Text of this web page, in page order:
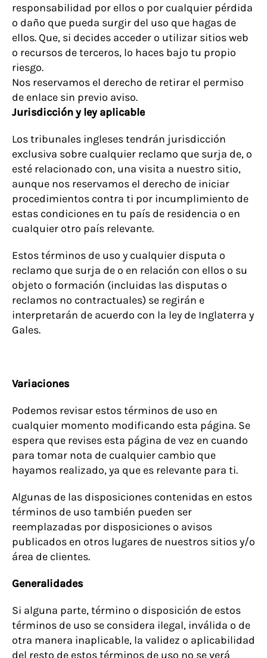
responsabilidad por ellos o por cualquier pérdida
o daño que pueda surgir del uso que hagas de
ellos. Que, si decides acceder o utilizar sitios web
o recursos de terceros, lo haces bajo tu propio
riesgo.
Nos reservamos el derecho de retirar el permiso
de enlace sin previo aviso.
Jurisdicción y ley aplicable
Los tribunales ingleses tendrán jurisdicción
exclusiva sobre cualquier reclamo que surja de, o
esté relacionado con, una visita a nuestro sitio,
aunque nos reservamos el derecho de iniciar
procedimientos contra ti por incumplimiento de
estas condiciones en tu país de residencia o en
cualquier otro país relevante.
Estos términos de uso y cualquier disputa o
reclamo que surja de o en relación con ellos o su
objeto o formación (incluidas las disputas o
reclamos no contractuales) se regirán e
interpretarán de acuerdo con la ley de Inglaterra y
Gales.
Variaciones
Podemos revisar estos términos de uso en
cualquier momento modificando esta página. Se
espera que revises esta página de vez en cuando
para tomar nota de cualquier cambio que
hayamos realizado, ya que es relevante para ti.
Algunas de las disposiciones contenidas en estos
términos de uso también pueden ser
reemplazadas por disposiciones o avisos
publicados en otros lugares de nuestros sitios y/o
área de clientes.
Generalidades
Si alguna parte, término o disposición de estos
términos de uso se considera ilegal, inválida o de
otra manera inaplicable, la validez o aplicabilidad
del resto de estos términos de uso no se verá